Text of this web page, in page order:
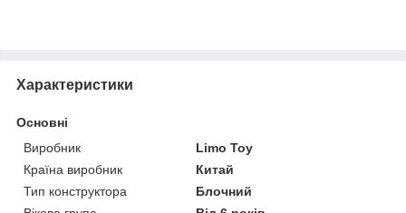
Характеристики
Основні
Виробник
Limo Toy
Країна виробник
Китай
Тип конструктора
Блочний